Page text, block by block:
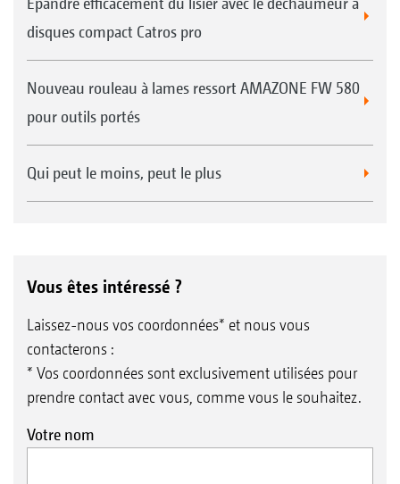
disques compact Catros pro
Nouveau rouleau à lames ressort AMAZONE FW 580
pour outils portés
Qui peut le moins, peut le plus
Vous êtes intéressé ?
Laissez-nous vos coordonnées* et nous vous
contacterons :
* Vos coordonnées sont exclusivement utilisées pour
prendre contact avec vous, comme vous le souhaitez.
Votre nom